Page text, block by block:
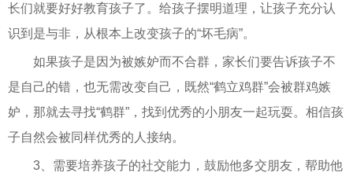
长们就要好好教育孩子了。给孩子摆明道理，让孩子充分认
识到是与非，从根本上改变孩子的“坏毛病”。
如果孩子是因为被嫉妒而不合群，家长们要告诉孩子不
是自己的错，也无需改变自己，既然“鹤立鸡群”会被群鸡嫉
妒，那就去寻找“鹤群”，找到优秀的小朋友一起玩耍。相信孩
子自然会被同样优秀的人接纳。
3、需要培养孩子的社交能力，鼓励他多交朋友，帮助他